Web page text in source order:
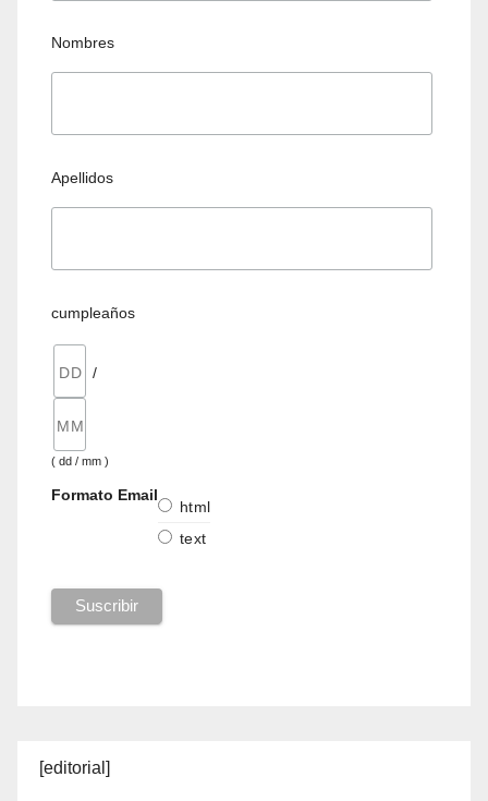
Nombres
Apellidos
cumpleaños
/
( dd / mm )
Formato Email
html
text
[editorial]